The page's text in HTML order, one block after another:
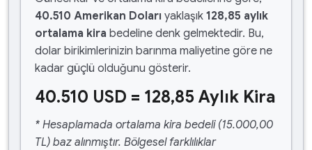
40.510 Amerikan Doları yaklaşık 128,85 aylık
ortalama kira bedeline denk gelmektedir. Bu,
dolar birikimlerinizin barınma maliyetine göre ne
kadar güçlü olduğunu gösterir.
40.510 USD = 128,85 Aylık Kira
* Hesaplamada ortalama kira bedeli (15.000,00
TL) baz alınmıştır. Bölgesel farklılıklar